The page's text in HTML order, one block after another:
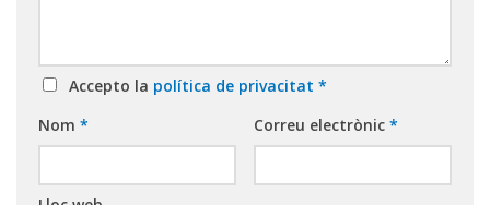
Accepto la política de privacitat *
Nom * Correu electrònic *